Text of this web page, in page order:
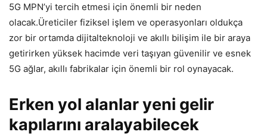
5G MPN’yi tercih etmesi için önemli bir neden
olacak.Üreticiler fiziksel işlem ve operasyonları oldukça
zor bir ortamda dijitalteknoloji ve akıllı bilişim ile bir araya
getirirken yüksek hacimde veri taşıyan güvenilir ve esnek
5G ağlar, akıllı fabrikalar için önemli bir rol oynayacak.
Erken yol alanlar yeni gelir
kapılarını aralayabilecek